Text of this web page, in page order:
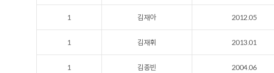
1 김재아 2012.05
1 김재휘 2013.01
1 김종빈 2004.06